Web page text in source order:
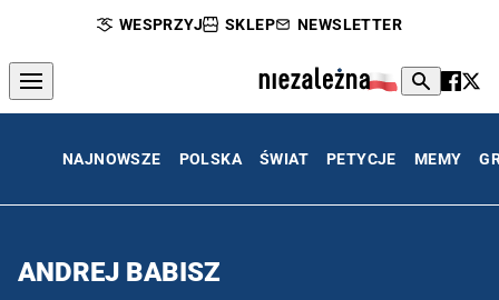
WESPRZYJ SKLEP NEWSLETTER
NAJNOWSZE POLSKA ŚWIAT PETYCJE MEMY
ANDREJ BABISZ